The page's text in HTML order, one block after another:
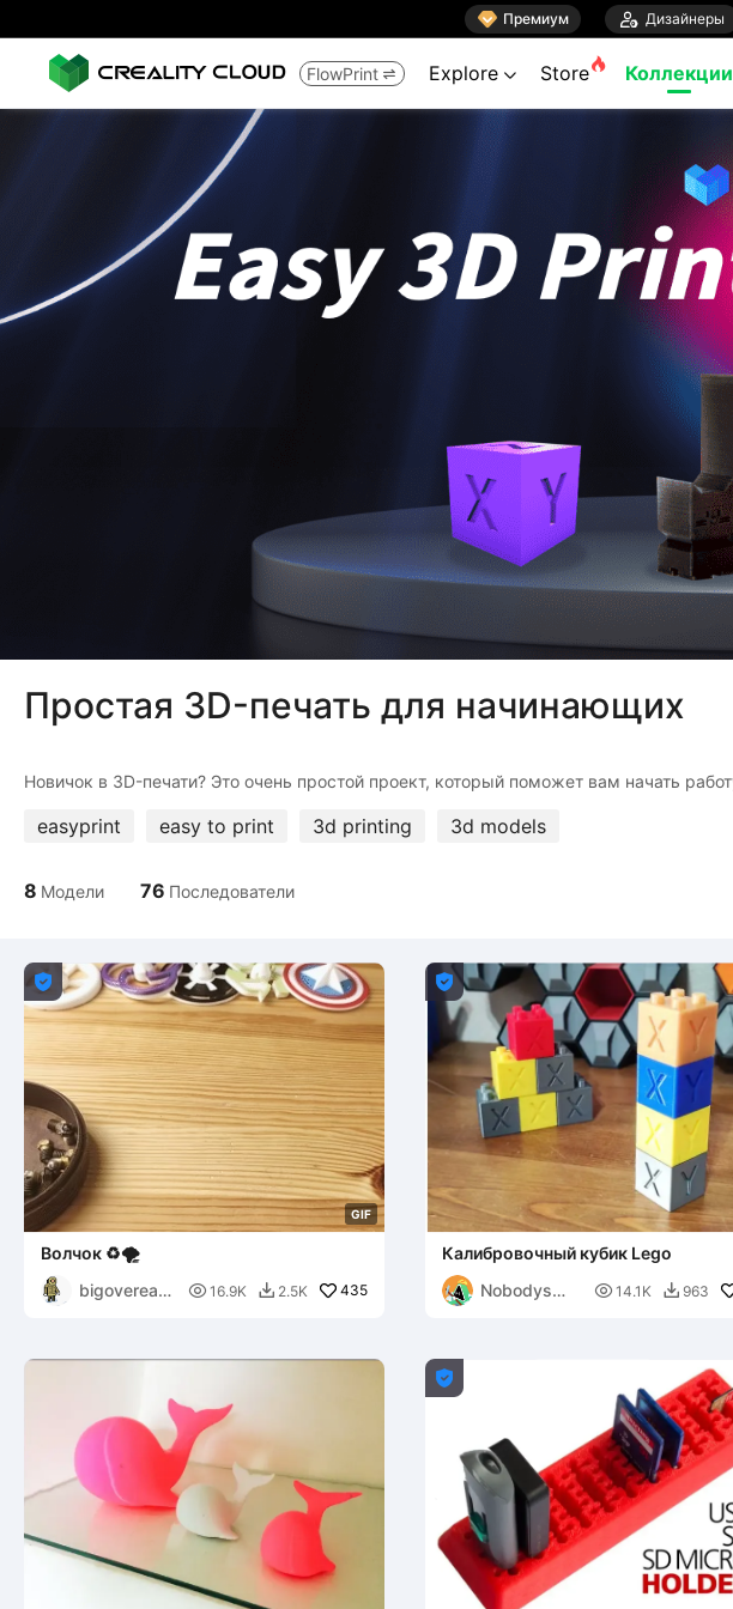
 Премиум  Дизайнеры
FlowPrint  Explore  Store Коллекции
Простая 3D-печать для начинающих
easyprint easy to print 3d printing 3d models
8 Модели 76 Последователи
GIF

Волчок ♻🌪
bigovereas
 16.9K  2.5K 435

Калибровочный кубик Lego
Nobodys
 14.1K  963
